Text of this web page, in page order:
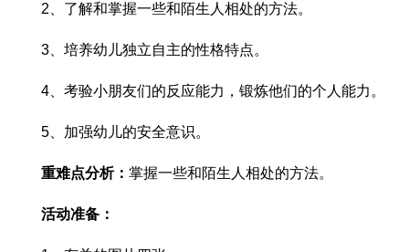
2、了解和掌握一些和陌生人相处的方法。
3、培养幼儿独立自主的性格特点。
4、考验小朋友们的反应能力，锻炼他们的个人能力。
5、加强幼儿的安全意识。
重难点分析： 掌握一些和陌生人相处的方法。
活动准备：